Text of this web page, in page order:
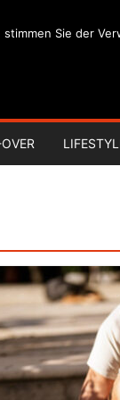
Sie der